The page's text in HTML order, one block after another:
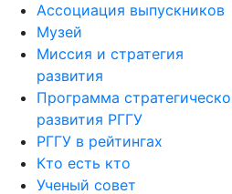
Ассоциация выпускников
Музей
Миссия и стратегия
развития
Программа
развития РГГУ
РГГУ в рейтингах
Кто есть кто
Ученый совет